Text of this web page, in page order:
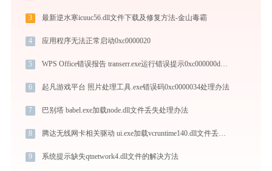
3 最新逆水寒icuuc56.dll文件下载及修复方法-金山毒霸
4 应用程序无法正常启动0xc0000020
5 WPS Office错误报告 transerr.exe运行错误提示0xc000000d的解决办法
6 起凡游戏平台 照片处理工具.exe错误码0xc0000034处理办法
7 巴别塔 babel.exe加载node.dll文件丢失处理办法
8 腾达无线网卡相关驱动 ui.exe加载vcruntime140.dll文件丢失处理办法
9 系统提示缺失qtnetwork4.dll文件的解决方法